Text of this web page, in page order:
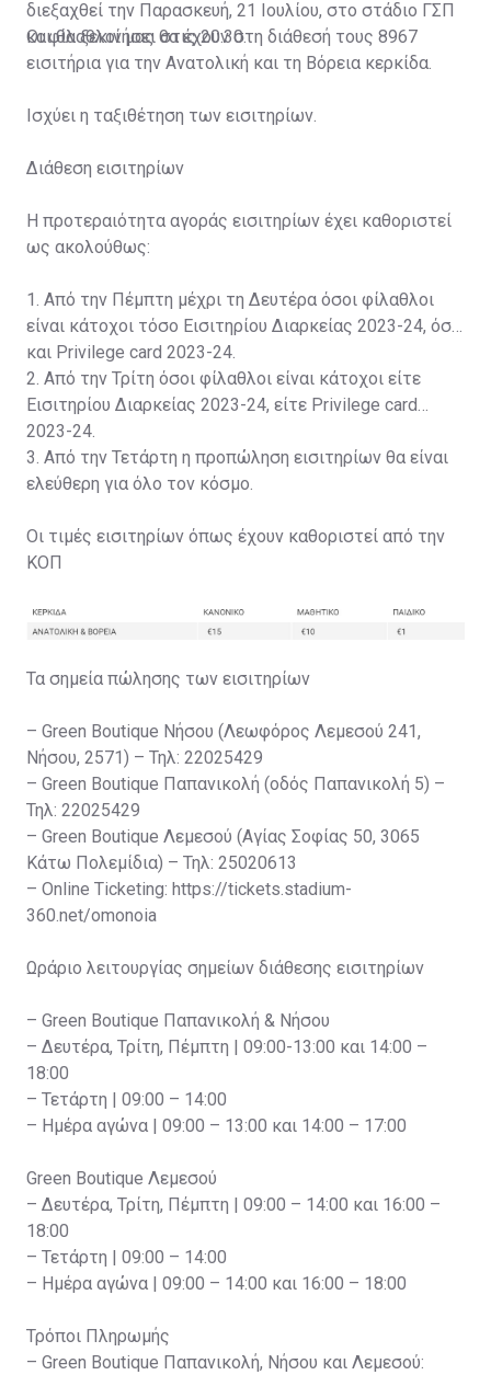
διεξαχθεί την Παρασκευή, 21 Ιουλίου, στο στάδιο ΓΣΠ
και θα ξεκινήσει στις 20:30.
Οι φίλαθλοί μας θα έχουν στη διάθεσή τους 8967
εισιτήρια για την Ανατολική και τη Βόρεια κερκίδα.
Ισχύει η ταξιθέτηση των εισιτηρίων.
Διάθεση εισιτηρίων
Η προτεραιότητα αγοράς εισιτηρίων έχει καθοριστεί
ως ακολούθως:
1. Από την Πέμπτη μέχρι τη Δευτέρα όσοι φίλαθλοι
είναι κάτοχοι τόσο Εισιτηρίου Διαρκείας 2023-24, όσο
και Privilege card 2023-24.
2. Από την Τρίτη όσοι φίλαθλοι είναι κάτοχοι είτε
Εισιτηρίου Διαρκείας 2023-24, είτε Privilege card
2023-24.
3. Από την Τετάρτη η προπώληση εισιτηρίων θα είναι
ελεύθερη για όλο τον κόσμο.
Οι τιμές εισιτηρίων όπως έχουν καθοριστεί από την
ΚΟΠ
Τα σημεία πώλησης των εισιτηρίων
– Green Boutique Νήσου (Λεωφόρος Λεμεσού 241,
Νήσου, 2571) – Τηλ: 22025429
– Green Boutique Παπανικολή (οδός Παπανικολή 5) –
Τηλ: 22025429
– Green Boutique Λεμεσού (Αγίας Σοφίας 50, 3065
Κάτω Πολεμίδια) – Τηλ: 25020613
– Online Ticketing: https://tickets.stadium-
360.net/omonoia
Ωράριο λειτουργίας σημείων διάθεσης εισιτηρίων
– Green Boutique Παπανικολή & Νήσου
– Δευτέρα, Τρίτη, Πέμπτη | 09:00-13:00 και 14:00 –
18:00
– Τετάρτη | 09:00 – 14:00
– Ημέρα αγώνα | 09:00 – 13:00 και 14:00 – 17:00
Green Boutique Λεμεσού
– Δευτέρα, Τρίτη, Πέμπτη | 09:00 – 14:00 και 16:00 –
18:00
– Τετάρτη | 09:00 – 14:00
– Ημέρα αγώνα | 09:00 – 14:00 και 16:00 – 18:00
Τρόποι Πληρωμής
– Green Boutique Παπανικολή, Νήσου και Λεμεσού: